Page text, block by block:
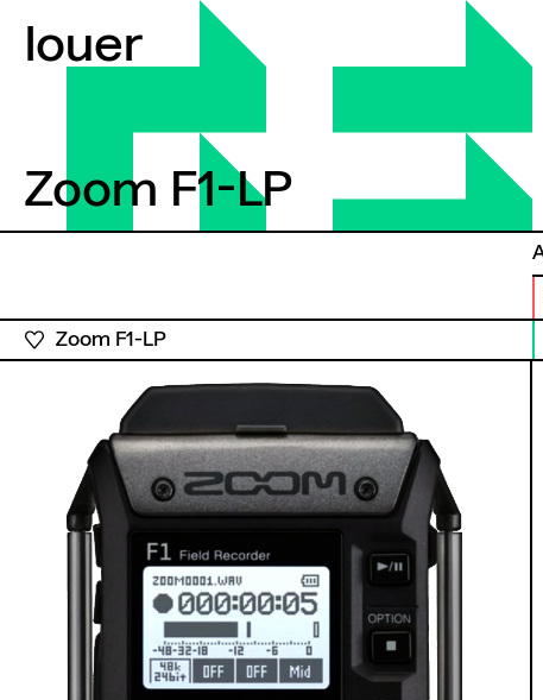
louer
Zoom F1-LP
Zoom F1-LP